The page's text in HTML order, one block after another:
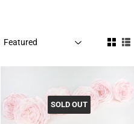
SOLD OUT